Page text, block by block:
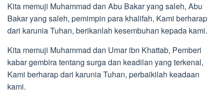
Kita memuji Muhammad dan Abu Bakar yang saleh, Abu
Bakar yang saleh, pemimpin para khalifah, Kami berharap
dari karunia Tuhan, berikanlah kesembuhan kepada kami.
Kita memuji Muhammad dan Umar ibn Khattab, Pemberi
kabar gembira tentang surga dan keadilan yang terkenal,
Kami berharap dari karunia Tuhan, perbaikilah keadaan
kami.